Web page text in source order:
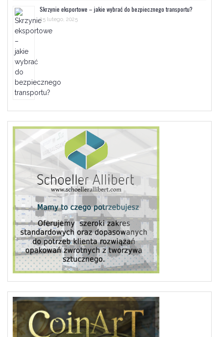
Skrzynie eksportowe – jakie wybrać do bezpiecznego transportu?
25 lutego, 2025